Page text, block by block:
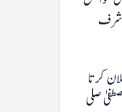
شرف
کرتا
صلی